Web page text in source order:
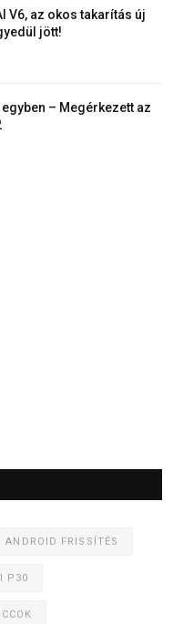
V6, az okos takarítás új
jött!
– Megérkezett az
ANDROID FRISSÍTÉS
P30